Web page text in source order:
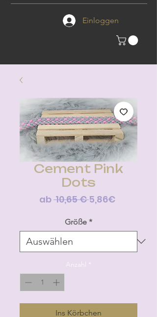
Einloggen
Cement Pink
Dots
ab 10,65 € Standardpreis
5,86€Sale-
Größe *
Anzahl *
Ins Körbchen